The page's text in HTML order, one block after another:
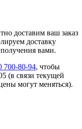
доставим ваш заказ
доставку
вами.
700-80-94, чтобы
(в связи текущей
могут меняться).